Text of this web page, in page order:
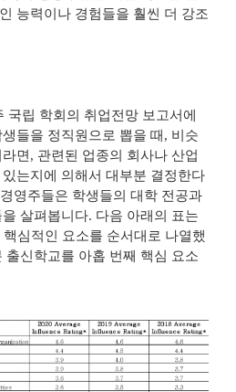
능력이나 경험들을 훨씬 더 강조
국립 학회의 취업전망 보고서에
들을 정직원으로 뽑을 때 , 비슷
면 , 관련된 업종의 회사나 산업
는지에 의해서 대부분 결정한다
경영주들은 학생들의 대학 전공과
살펴봅니다. 다음 아래의 표는
심적인 요소를 순서대로 나열했
출신학교를 아홉 번째 핵심 요소